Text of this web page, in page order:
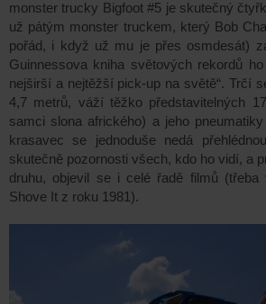
monster trucky Bigfoot #5 je skutečný
už pátým monster truckem, který Bob
pořád, i když už mu je přes osmdesát)
Guinnessova kniha světových rekordů
nejširší a nejtěžší pick-up na světě“. Trčí
4,7 metrů, váží těžko představitelných
samci slona afrického) a jeho
krasavec se jednoduše nedá
skutečně pozornosti všech, kdo ho vidí, a
druhu, objevil se i celé řadě filmů (třeba
Shove It z roku 1981).